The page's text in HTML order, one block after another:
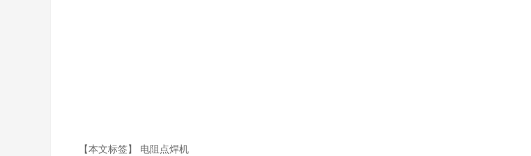
【本文标签】 电阻点焊机